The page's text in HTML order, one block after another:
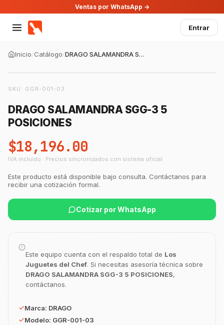
Ventas por WhatsApp →
Entrar
Inicio/Catálogo/ DRAGO SALAMANDRA SGG-3 5 POSICIONES
SKU: GGR-001-03
DRAGO SALAMANDRA SGG-3 5
POSICIONES
$18,196.00
IVA incluido · Precios sincronizados con sistema oficial
Este producto está disponible bajo consulta. Contáctanos para
recibir una cotización formal.
Cotizar por WhatsApp
Este equipo cuenta con el respaldo total de Los
Juguetes del Chef. Si necesitas asesoría técnica sobre
DRAGO SALAMANDRA SGG-3 5 POSICIONES,
contáctanos.
Marca: DRAGO
Modelo: GGR-001-03